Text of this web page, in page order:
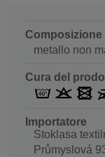
Composizione
metallo non
Cura del
Importatore
Stoklasa
Průmyslová